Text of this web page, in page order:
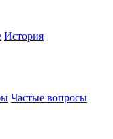
История
Частые вопросы